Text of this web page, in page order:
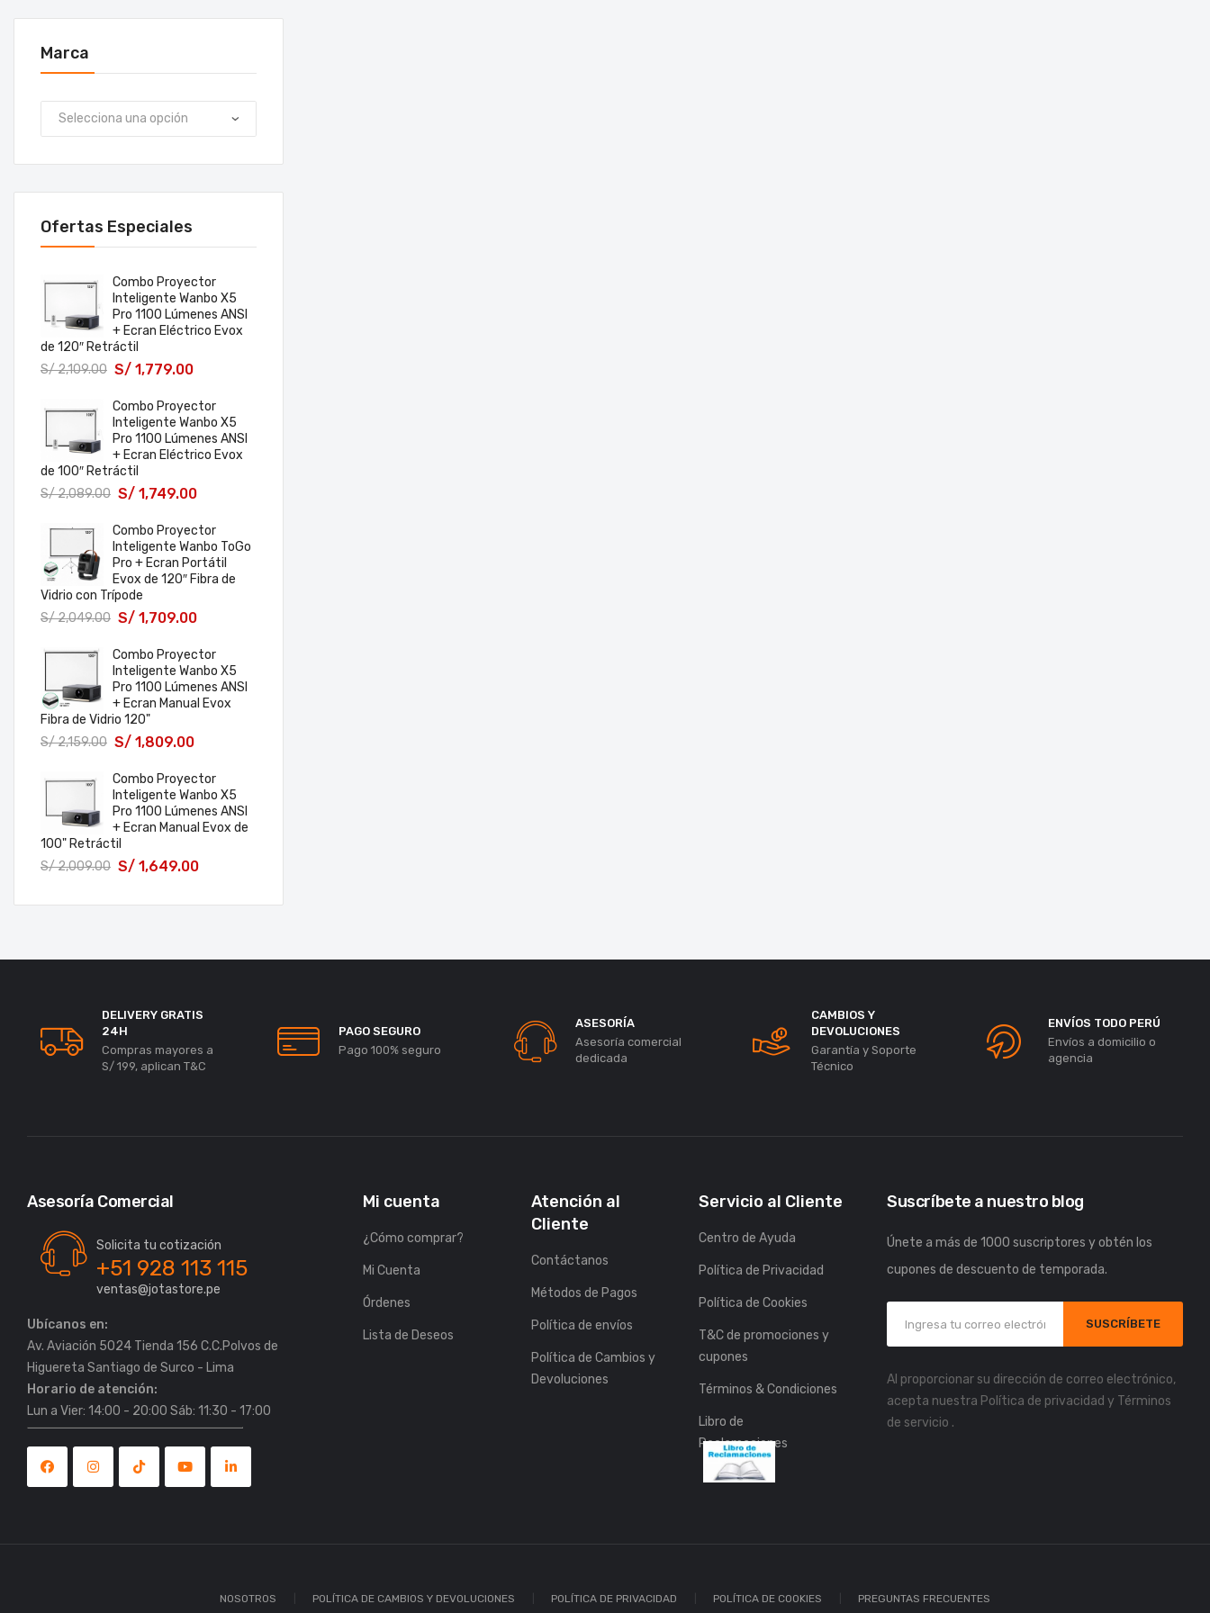
Marca
Ofertas Especiales
Combo Proyector
Inteligente Wanbo X5
Pro 1100 Lúmenes ANSI
+ Ecran Eléctrico Evox
de 120″ Retráctil
S/2,109.00 S/ 1,779.00
Combo Proyector
Inteligente Wanbo X5
Pro 1100 Lúmenes ANSI
+ Ecran Eléctrico Evox
de 100″ Retráctil
S/2,089.00 S/ 1,749.00
Combo Proyector
Inteligente Wanbo ToGo
Pro + Ecran Portátil
Evox de 120″ Fibra de
Vidrio con Trípode
S/2,049.00 S/ 1,709.00
Combo Proyector
Inteligente Wanbo X5
Pro 1100 Lúmenes ANSI
+ Ecran Manual Evox
Fibra de Vidrio 120"
S/2,159.00 S/ 1,809.00
Combo Proyector
Inteligente Wanbo X5
Pro 1100 Lúmenes ANSI
+ Ecran Manual Evox de
100" Retráctil
S/2,009.00 S/ 1,649.00
DELIVERY GRATIS
24H
Compras mayores a
S/ 199, aplican T&C
PAGO SEGURO
Pago 100% seguro
ASESORÍA
Asesoría comercial
dedicada
CAMBIOS Y
DEVOLUCIONES
Garantía y Soporte
Técnico
ENVÍOS TODO PERÚ
Envíos a domicilio o
agencia
Asesoría Comercial
Solicita tu cotización
+51 928 113 115
ventas@jotastore.pe
Ubícanos en:
Av. Aviación 5024 Tienda 156 C.C.Polvos de
Horario de atención:
Lun a Vier: 14:00 - 20:00 Sáb: 11:30 - 17:00
Mi cuenta
¿Cómo comprar?
Mi Cuenta
Órdenes
Lista de Deseos
Atención al
Cliente
Contáctanos
Métodos de Pagos
Política de envíos
Política de Cambios y
Devoluciones
Servicio al Cliente
Centro de Ayuda
Política de Privacidad
Política de Cookies
T&C de promociones y
cupones
Términos & Condiciones
Libro de
Reclamaciones
Suscríbete a nuestro blog
Únete a más de 1000 suscriptores y obtén los
cupones de descuento de temporada.
SUSCRÍBETE
Al proporcionar su dirección de correo electrónico,
acepta nuestra Política de privacidad y Términos
de servicio .
NOSOTROS POLÍTICA DE CAMBIOS Y DEVOLUCIONES POLÍTICA DE PRIVACIDAD POLÍTICA DE COOKIES PREGUNTAS FRECUENTES